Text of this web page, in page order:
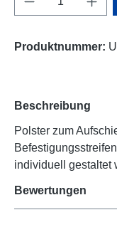
Produktnummer:
Beschreibung
Polster zum
individuell gestaltet
Bewertungen